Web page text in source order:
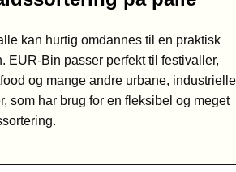
kan hurtig omdannes til en praktisk
EUR-Bin passer perfekt til festivaller,
og mange andre urbane, industrielle
som har brug for en fleksibel og meget